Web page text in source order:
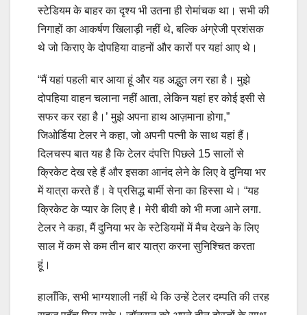
स्टेडियम के बाहर का दृश्य भी उतना ही रोमांचक था। सभी की
निगाहों का आकर्षण खिलाड़ी नहीं थे, बल्कि अंग्रेजी प्रशंसक
थे जो किराए के दोपहिया वाहनों और कारों पर यहां आए थे।
“मैं यहां पहली बार आया हूं और यह अद्भुत लग रहा है। मुझे
दोपहिया वाहन चलाना नहीं आता, लेकिन यहां हर कोई इसी से
सफर कर रहा है।’ मुझे अपना हाथ आज़माना होगा,”
जिओर्डिया टेलर ने कहा, जो अपनी पत्नी के साथ यहां हैं।
दिलचस्प बात यह है कि टेलर दंपत्ति पिछले 15 सालों से
क्रिकेट देख रहे हैं और इसका आनंद लेने के लिए वे दुनिया भर
में यात्रा करते हैं। वे प्रसिद्ध बार्मी सेना का हिस्सा थे। “यह
क्रिकेट के प्यार के लिए है। मेरी बीवी को भी मजा आने लगा.
टेलर ने कहा, मैं दुनिया भर के स्टेडियमों में मैच देखने के लिए
साल में कम से कम तीन बार यात्रा करना सुनिश्चित करता
हूं।
हालाँकि, सभी भाग्यशाली नहीं थे कि उन्हें टेलर दम्पति की तरह